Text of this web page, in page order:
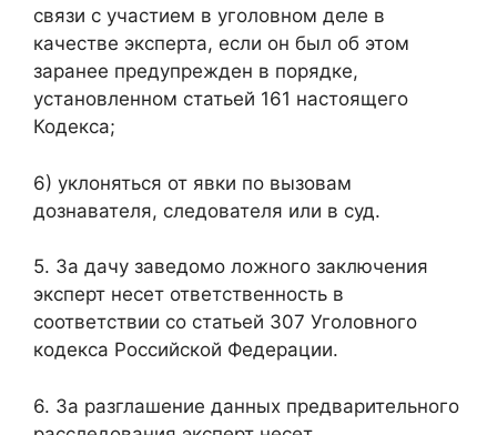
связи с участием в уголовном деле в
качестве эксперта, если он был об этом
заранее предупрежден в порядке,
установленном статьей 161 настоящего
Кодекса;
6) уклоняться от явки по вызовам
дознавателя, следователя или в суд.
5. За дачу заведомо ложного заключения
эксперт несет ответственность в
соответствии со статьей 307 Уголовного
кодекса Российской Федерации.
6. За разглашение данных предварительного